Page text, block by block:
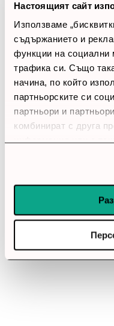
Настоящият сайт
Използваме
съдържанието и
функции на социални
трафика си. Също
начина, по който
партньорските си
партньори и
комбинират с друга
информация или с